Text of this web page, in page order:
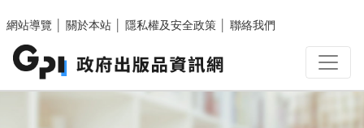
網站導覽
關於本站 隱私權及安全政策 聯絡我們